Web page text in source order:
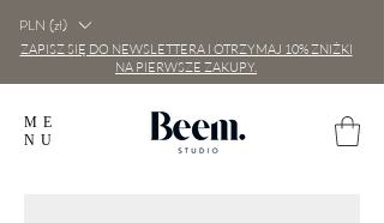
ME
NU
PLN (zł)
ZAPISZ SIĘ DO NEWSLETTERA I OTRZYMAJ 10% ZNIŻKI
NA PIERWSZE ZAKUPY.